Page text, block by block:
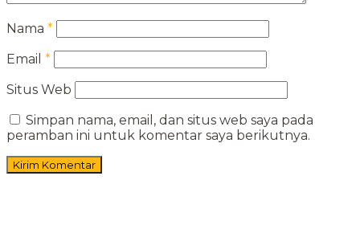
Nama *
Email *
Situs Web
Simpan nama, email, dan situs web saya pada
peramban ini untuk komentar saya berikutnya.